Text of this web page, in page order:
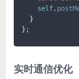
self.
  }
};
实时通信优化